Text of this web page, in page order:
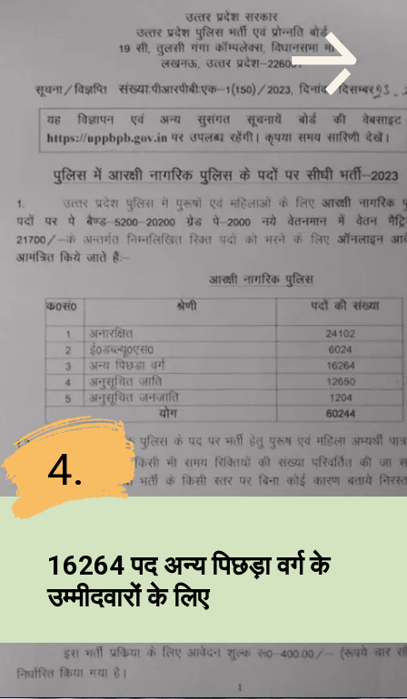
4.
16264 पद अन्य पिछड़ा वर्ग के
उम्मीदवारों के लिए